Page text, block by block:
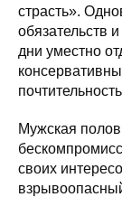
страсть».
обязательств
дни уместно
Мужская
своих